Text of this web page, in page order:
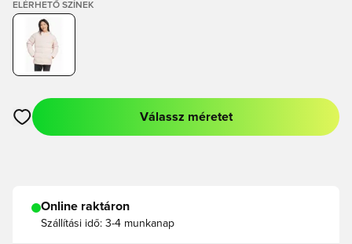
ELÉRHETŐ SZÍNEK
Megnyit egy modált a bejelentkezéshez vagy a tagként való
Válassz méretet
Online raktáron
Szállítási idő: 3-4 munkanap